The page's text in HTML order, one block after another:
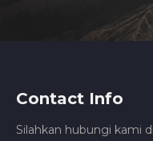
Contact Info
Silahkan hubungi kami